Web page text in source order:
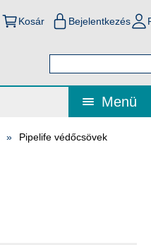
Kosár Bejelentkezés
Menü
Pipelife védőcsövek